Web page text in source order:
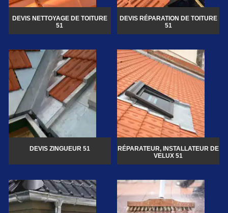
DEVIS NETTOYAGE DE TOITURE
51
DEVIS RÉPARATION DE TOITURE
51
DEVIS ZINGUEUR 51
RÉPARATEUR, INSTALLATEUR DE
VELUX 51